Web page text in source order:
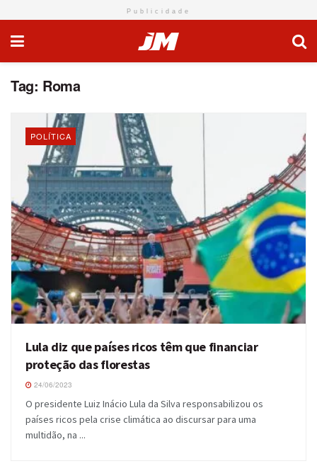
Publicidade
Tag: Roma
POLÍTICA
Lula diz que países ricos têm que financiar
proteção das florestas
24/06/2023
O presidente Luiz Inácio Lula da Silva responsabilizou os
países ricos pela crise climática ao discursar para uma
multidão, na ...